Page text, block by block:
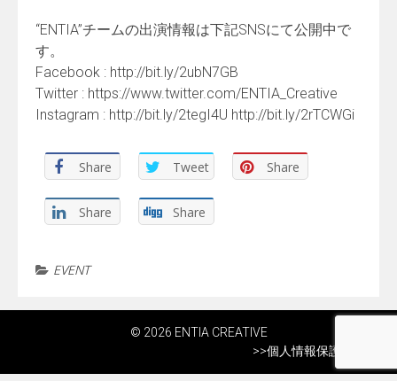
“ENTIA”チームの出演情報は下記SNSにて公開中で
す。
Facebook : http://bit.ly/2ubN7GB
Twitter : https://www.twitter.com/ENTIA_Creative
Instagram : http://bit.ly/2tegI4U http://bit.ly/2rTCWGi
Share Tweet Share
Share Share
EVENT
© 2026 ENTIA CREATIVE
>>個人情報保護方針